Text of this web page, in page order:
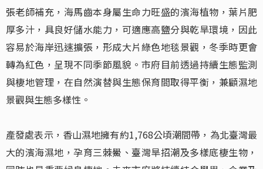
張老師補充，海馬齒本身屬生命力旺盛的濱海植物，葉片肥
厚多汁，具良好儲水能力，可適應高鹽分與乾旱環境，因此
容易於海岸迅速擴張，形成大片綠色地毯景觀，冬季時更會
轉為紅色，呈現不同季節風貌。市府目前透過持續生態監測
與棲地管理，在自然演替與生態保育間取得平衡，兼顧濕地
景觀與生態多樣性。
產發處表示，香山濕地擁有約1,768公頃潮間帶，為北臺灣最
大的濱海濕地，孕育三棘鱟、臺灣旱招潮及多樣底棲生物，